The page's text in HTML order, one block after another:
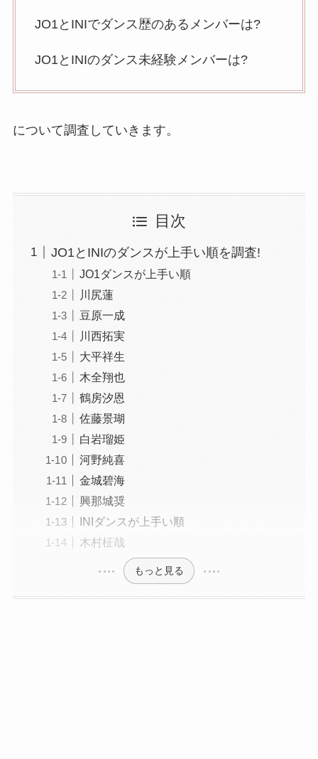
JO1とINIでダンス歴のあるメンバーは?
JO1とINIのダンス未経験メンバーは?
について調査していきます。
目次
JO1とINIのダンスが上手い順を調査!
JO1ダンスが上手い順
川尻蓮
豆原一成
川西拓実
大平祥生
木全翔也
鶴房汐恩
佐藤景瑚
白岩瑠姫
河野純喜
金城碧海
興那城奨
INIダンスが上手い順
木村柾哉
もっと見る